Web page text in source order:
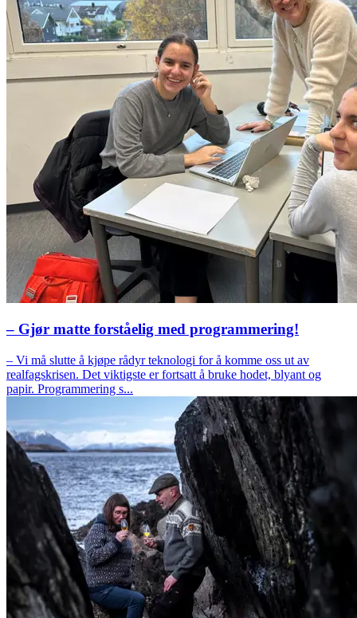
– Gjør matte forståelig med programmering!
– Vi må slutte å kjøpe rådyr teknologi for å komme oss ut av
realfagskrisen. Det viktigste er fortsatt å bruke hodet, blyant og
papir. Programmering s...